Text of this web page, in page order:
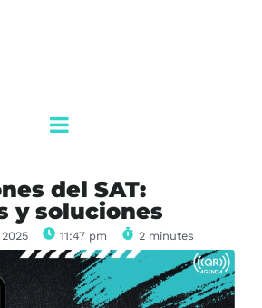
del SAT:
y soluciones
11:47 pm 2 minutes